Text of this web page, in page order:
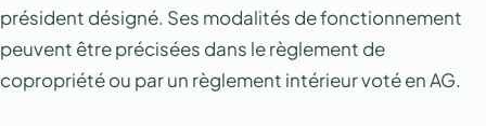
président désigné. Ses modalités de fonctionnement
peuvent être précisées dans le règlement de
copropriété ou par un règlement intérieur voté en AG.